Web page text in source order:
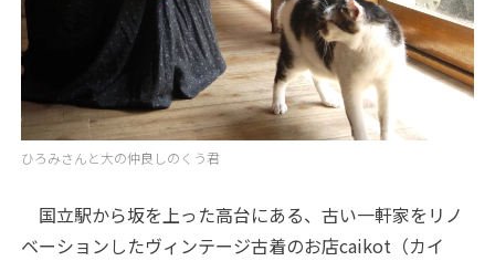
ひろみさんと大の仲良しのくう君
国立駅から坂を上った高台にある、古い一軒家をリノ
ベーションしたヴィンテージ古着のお店caikot（カイ